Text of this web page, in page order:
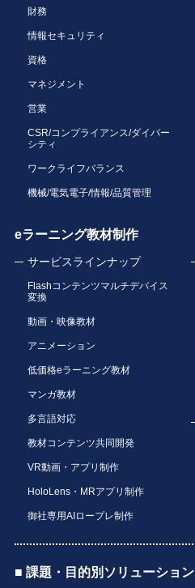
財務
情報セキュリティ
資格
マネジメント
営業
CSR/コンプライアンス/ダイバー
シティ
ワークライフバランス
機械/電気電子/情報/品質管理
eラーニング教材制作
サービスラインナップ
Flashコンテンツマルチデバイス
変換
動画・映像教材
アニメーション
低価格eラーニング教材
マンガ教材
多言語対応
教材コンテンツ共同開発
VR動画・アプリ制作
HoloLens・MRアプリ制作
御社専用AIロープレ制作
■ 課題・目的別ソリューション